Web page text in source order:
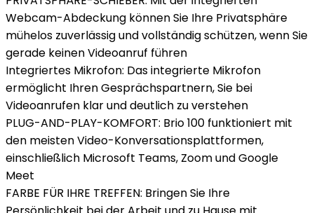
Webcam-Abdeckung können Sie Ihre Privatsphäre
mühelos zuverlässig und vollständig schützen, wenn Sie
gerade keinen Videoanruf führen
Integriertes Mikrofon: Das integrierte Mikrofon
ermöglicht Ihren Gesprächspartnern, Sie bei
Videoanrufen klar und deutlich zu verstehen
PLUG-AND-PLAY-KOMFORT: Brio 100 funktioniert mit
den meisten Video-Konversationsplattformen,
einschließlich Microsoft Teams, Zoom und Google
Meet
FARBE FÜR IHRE TREFFEN: Bringen Sie Ihre